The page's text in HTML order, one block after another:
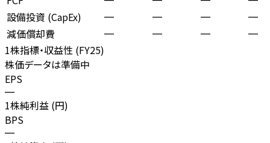
設備投資 (CapEx) — — — —
減価償却費 — — — —
1株指標・収益性 (FY25)
株価データは準備中
EPS
—
1株純利益 (円)
BPS
—